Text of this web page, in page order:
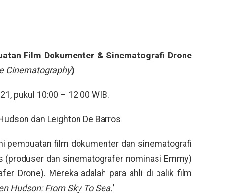
Film Dokumenter & Sinematografi Drone
Cinematography)
pukul 10:00 – 12:00 WIB.
dan Leighton De Barros
pembuatan film dokumenter dan sinematografi
(produser dan sinematografer nominasi Emmy)
Drone). Mereka adalah para ahli di balik film
Hudson: From Sky To Sea.’